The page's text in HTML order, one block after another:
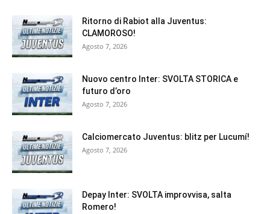
Ritorno di Rabiot alla Juventus:
CLAMOROSO!
Agosto 7, 2026
Nuovo centro Inter: SVOLTA STORICA e
futuro d’oro
Agosto 7, 2026
Calciomercato Juventus: blitz per Lucumí!
Agosto 7, 2026
Depay Inter: SVOLTA improvvisa, salta
Romero!